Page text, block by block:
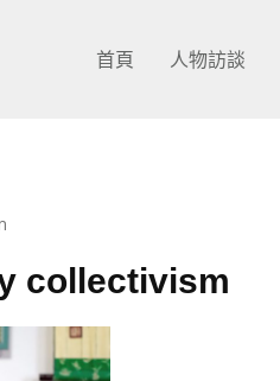
首頁 人物訪談
collectivism